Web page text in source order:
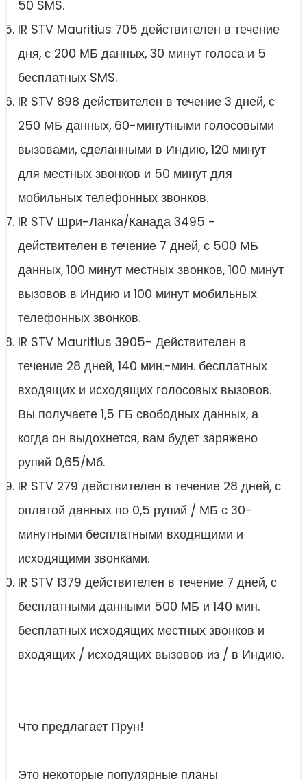
50 SMS.
IR STV Mauritius 705 действителен в течение
дня, с 200 МБ данных, 30 минут голоса и 5
бесплатных SMS.
IR STV 898 действителен в течение 3 дней, с
250 МБ данных, 60-минутными голосовыми
вызовами, сделанными в Индию, 120 минут
для местных звонков и 50 минут для
мобильных телефонных звонков.
IR STV Шри-Ланка/Канада 3495 -
действителен в течение 7 дней, с 500 МБ
данных, 100 минут местных звонков, 100 минут
вызовов в Индию и 100 минут мобильных
телефонных звонков.
IR STV Mauritius 3905- Действителен в
течение 28 дней, 140 мин.-мин. бесплатных
входящих и исходящих голосовых вызовов.
Вы получаете 1,5 ГБ свободных данных, а
когда он выдохнется, вам будет заряжено
рупий 0,65/Мб.
IR STV 279 действителен в течение 28 дней, с
оплатой данных по 0,5 рупий / МБ с 30-
минутными бесплатными входящими и
исходящими звонками.
IR STV 1379 действителен в течение 7 дней, с
бесплатными данными 500 МБ и 140 мин.
бесплатных исходящих местных звонков и
входящих / исходящих вызовов из / в Индию.
Что предлагает Прун!
Это некоторые популярные планы